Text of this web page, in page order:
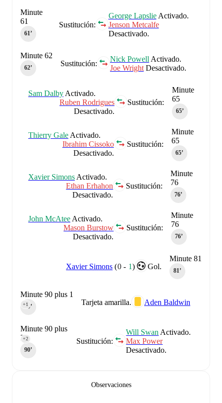
Sustitución:
George LapslieActivado.
Jenson Metcalfe
Desactivado.
Minute
61
61‎’‎
Sustitución:
Nick Powell Activado.
Joe Wright Desactivado.
Minute 62
62‎’‎
Minute
65
65‎’‎
Sustitución:
Sam Dalby Activado.
Ruben Rodrigues
Desactivado.
Minute
65
65‎’‎
Sustitución:
Thierry Gale Activado.
Ibrahim Cissoko
Desactivado.
Minute
76
76‎’‎
Sustitución:
Xavier Simons Activado.
Ethan Erhahon
Desactivado.
Minute
76
76‎’‎
Sustitución:
John McAtee Activado.
Mason Burstow
Desactivado.
Minute 81
81‎’‎
Gol.
Xavier Simons (0- 1)
Tarjeta amarilla. Aden Baldwin
Minute 90 plus 1
90‎’‎
+1
Sustitución:
Will Swan Activado.
Max Power
Desactivado.
Minute 90 plus
2
90‎’‎
+2
Observaciones